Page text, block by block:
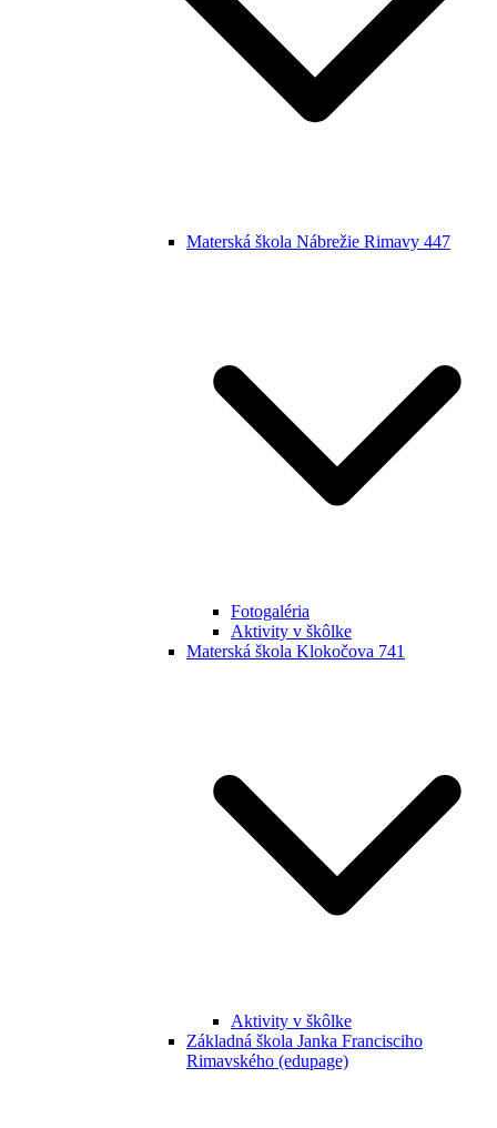
Materská škola Nábrežie Rimavy 447
Fotogaléria
Aktivity v škôlke
Materská škola Klokočova 741
Aktivity v škôlke
Základná škola Janka Francisciho
Rimavského (edupage)